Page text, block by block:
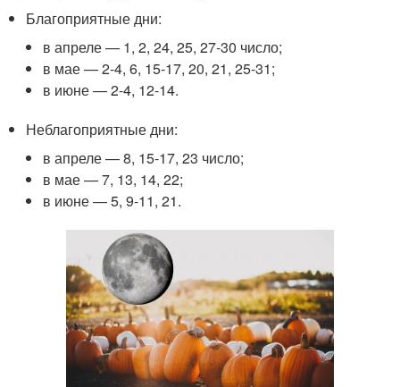
Благоприятные дни:
в апреле — 1, 2, 24, 25, 27-30 число;
в мае — 2-4, 6, 15-17, 20, 21, 25-31;
в июне — 2-4, 12-14.
Неблагоприятные дни:
в апреле — 8, 15-17, 23 число;
в мае — 7, 13, 14, 22;
в июне — 5, 9-11, 21.